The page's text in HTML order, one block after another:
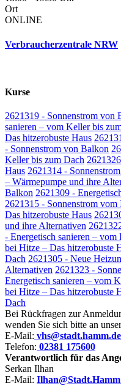
Ort
ONLINE
Verbraucherzentrale NRW
Kurse
2621319 - Sonnenstrom von
sanieren – vom Keller bis
Das hitzerobuste Haus
- Sonnenstrom von Balkon
Keller bis zum Dach
Haus 2621314 -
– Wärmepumpe und ihre
Balkon 2621309 -
2621315 - Sonnenstrom vom
Das hitzerobuste Haus
und ihre Alternativen
- Energetisch sanieren –
bei Hitze – Das hitzerobuste
Dach 2621305 - Neue
Alternativen 2621323 -
Energetisch sanieren – vom
bei Hitze – Das hitzerobuste
Dach
Bei Rückfragen zur
wenden Sie sich bitte an
E-Mail: vhs@stadt.hamm.de
Telefon: 02381 175600
Verantwortlich für das
Serkan Ilhan
E-Mail: